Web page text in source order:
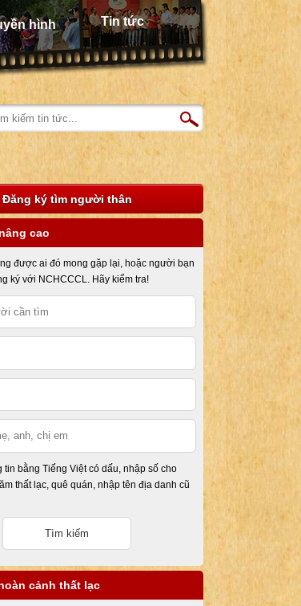
hình Tin tức
Đăng ký tìm người thân
cao
được ai đó mong gặp lại, hoặc người bạn
ký với NCHCCCL. Hãy kiểm tra!
tin bằng Tiếng Việt có dấu, nhập số cho
thất lạc, quê quán, nhập tên địa danh cũ
cảnh thất lạc